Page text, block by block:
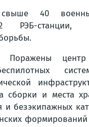
40
РЭБ-станции,
Поражены центр
сборки и места
и безэкипажных